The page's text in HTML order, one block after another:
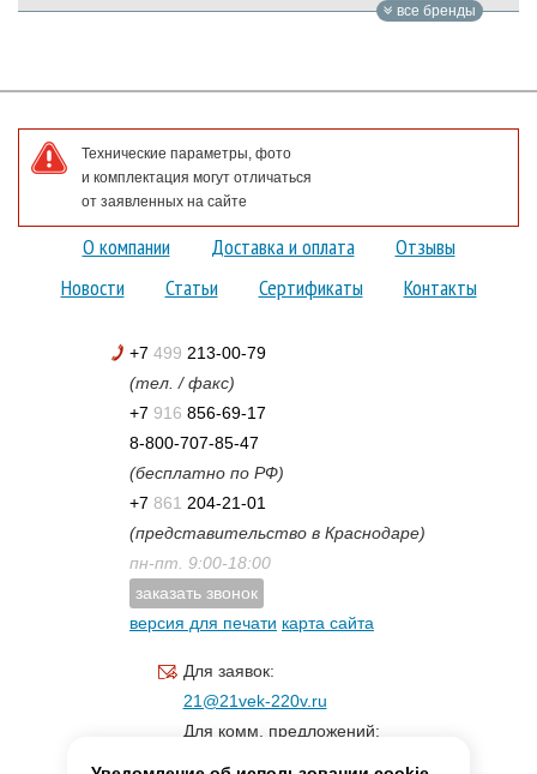
все бренды
Технические параметры, фото
и комплектация могут отличаться
от заявленных на сайте
О компании Доставка и оплата
Отзывы
Новости
Статьи Сертификаты Контакты
+7 499 213-00-79
(тел. / факс)
+7 916 856-69-17
8-800-707-85-47
(бесплатно по РФ)
+7 861 204-21-01
(представительство в Краснодаре)
пн-пт. 9:00-18:00
заказать звонок
версия для печати карта сайта
Для заявок:
21@21vek-220v.ru
Для комм. предложений: